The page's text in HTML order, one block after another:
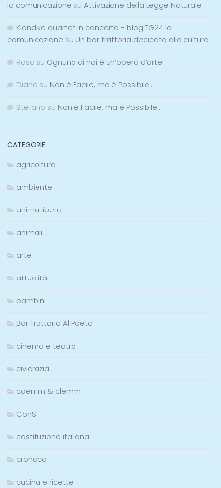
la comunicazione su Attivazione della Legge Naturale
Klondike quartet in concerto - blog TG24 la
comunicazione su Un bar trattoria dedicato alla cultura
Rosa su Ognuno di noi è un’opera d’arte!
Diana su Non è Facile, ma è Possibile…
Stefano su Non è Facile, ma è Possibile…
CATEGORIE
agricoltura
ambiente
anima libera
animali
arte
attualità
bambini
Bar Trattoria Al Poeta
cinema e teatro
civicrazia
coemm & clemm
ConSì
costituzione italiana
cronaca
cucina e ricette